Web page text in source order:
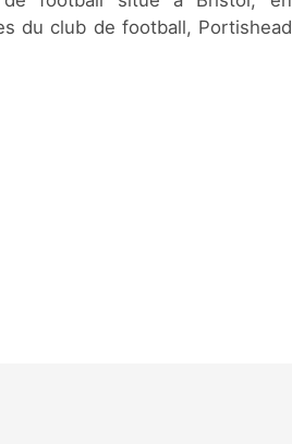
du club de football, Portishead